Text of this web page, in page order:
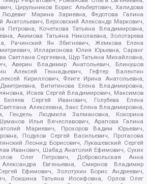
Цирульников Борис Альбертович, Халидова
Марина Зариевна, Федотова Галина
Анатольевич, Верховский Александр Маркович,
Петровна, Кочеткова Татьяна Владимировна,
Акимова Татьяна Николаевна, Золотарева
Рачинский Ян Збигневич, Жемкова Елена
Илларионова Юлия Юрьевна, Саранг
Светлана Сергеевна, Щур Татьяна Михайловна,
Аверин Владимир Анатольевич, Блинушов
Алексей Геннадьевич, Гефтер Валентин
Кириллович, Флиге Ирина Анатольевна,
Вититинова Елена Владимировна,
Исаев Сергей Владимирович, Максимов
Беляев Сергей Иванович, Голубева Елена
Алексеевна, Закс Елена Владимировна,
Гендель Людмила Залмановна, Кокорина
Илья Вячеславович, Арапова Галина
Мариевич, Прохоров Вадим Юрьевич,
Подузов Сергей Васильевич, Протасова
Леонид Борисович, Лукашевский Сергей
Иванович, Шабад Анатолий Ефимович, Сухих
Олег Петрович, Добровольская Анна
Евгеньевна, Смирнов Владимир
Ефимович, Золотухин Борис Андреевич,
Локшина Татьяна Иосифовна, Орлов Олег